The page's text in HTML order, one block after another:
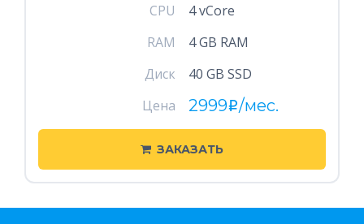
CPU
4 vCore
RAM
4 GB RAM
Диск
40 GB SSD
Цена
2999i/мес.
ЗАКАЗАТЬ